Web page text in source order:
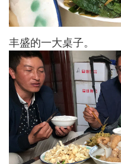
丰盛的一大桌子。